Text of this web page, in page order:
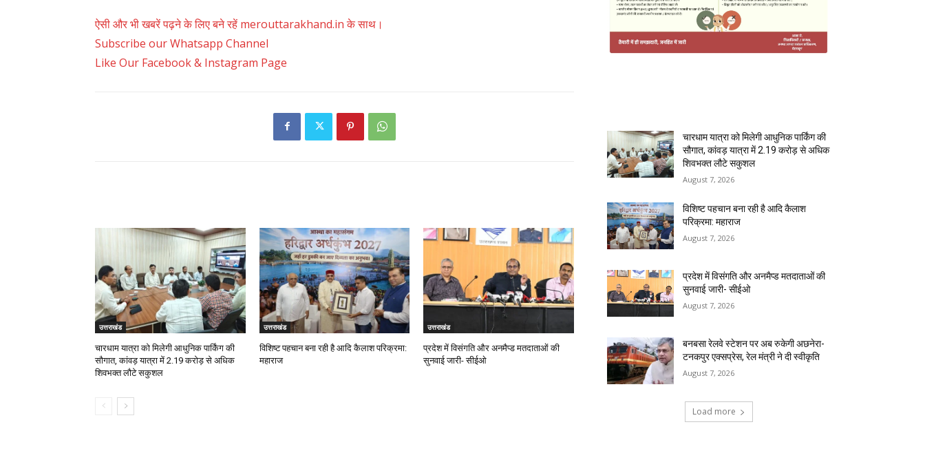
ऐसी और भी खबरें पढ़ने के लिए बने रहें merouttarakhand.in के साथ।
Subscribe our Whatsapp Channel
Like Our Facebook & Instagram Page
उत्तराखंड
चारधाम यात्रा को मिलेगी आधुनिक पार्किंग की
सौगात, कांवड़ यात्रा में 2.19 करोड़ से अधिक
शिवभक्त लौटे सकुशल
उत्तराखंड
विशिष्ट पहचान बना रही है आदि कैलाश परिक्रमा:
महाराज
उत्तराखंड
प्रदेश में विसंगति और अनमैप्ड मतदाताओं की
सुनवाई जारी- सीईओ
चारधाम यात्रा को मिलेगी आधुनिक पार्किंग की
सौगात, कांवड़ यात्रा में 2.19 करोड़ से अधिक
शिवभक्त लौटे सकुशल
August 7, 2026
विशिष्ट पहचान बना रही है आदि कैलाश
परिक्रमा: महाराज
August 7, 2026
प्रदेश में विसंगति और अनमैप्ड मतदाताओं की
सुनवाई जारी- सीईओ
August 7, 2026
बनबसा रेलवे स्टेशन पर अब रुकेगी अछनेरा-
टनकपुर एक्सप्रेस, रेल मंत्री ने दी स्वीकृति
August 7, 2026
Load more